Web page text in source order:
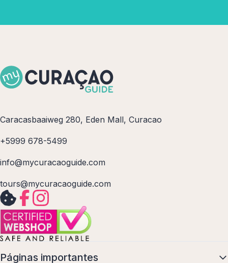
Caracasbaaiweg 280, Eden Mall, Curacao
+5999 678-5499
info@mycuracaoguide.com
tours@mycuracaoguide.com
Páginas importantes